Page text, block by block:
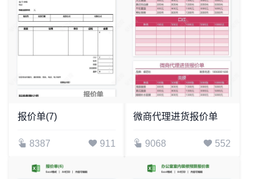
报价单(7)
8387 911
微商代理进货报价单
9068 552